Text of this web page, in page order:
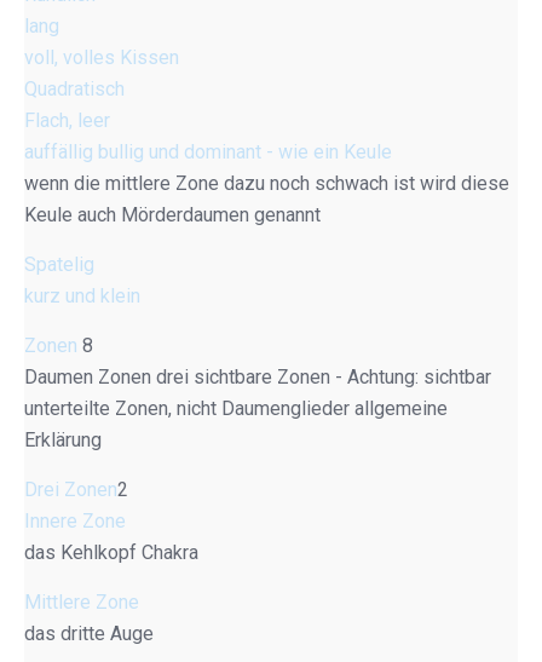
lang
voll, volles Kissen
Quadratisch
Flach, leer
auffällig bullig und dominant - wie ein Keule
wenn die mittlere Zone dazu noch schwach ist wird diese
Keule auch Mörderdaumen genannt
Spatelig
kurz und klein
Zonen 8
Daumen Zonen drei sichtbare Zonen - Achtung: sichtbar
unterteilte Zonen, nicht Daumenglieder allgemeine
Erklärung
Drei Zonen2
Innere Zone
das Kehlkopf Chakra
Mittlere Zone
das dritte Auge